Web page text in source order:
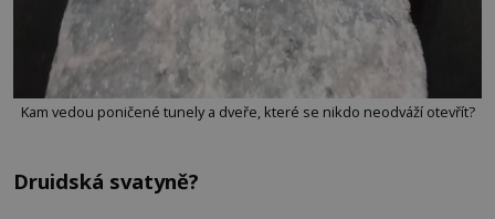
Kam vedou poničené tunely a dveře, které se nikdo neodváží otevřít?
Druidská svatyně?